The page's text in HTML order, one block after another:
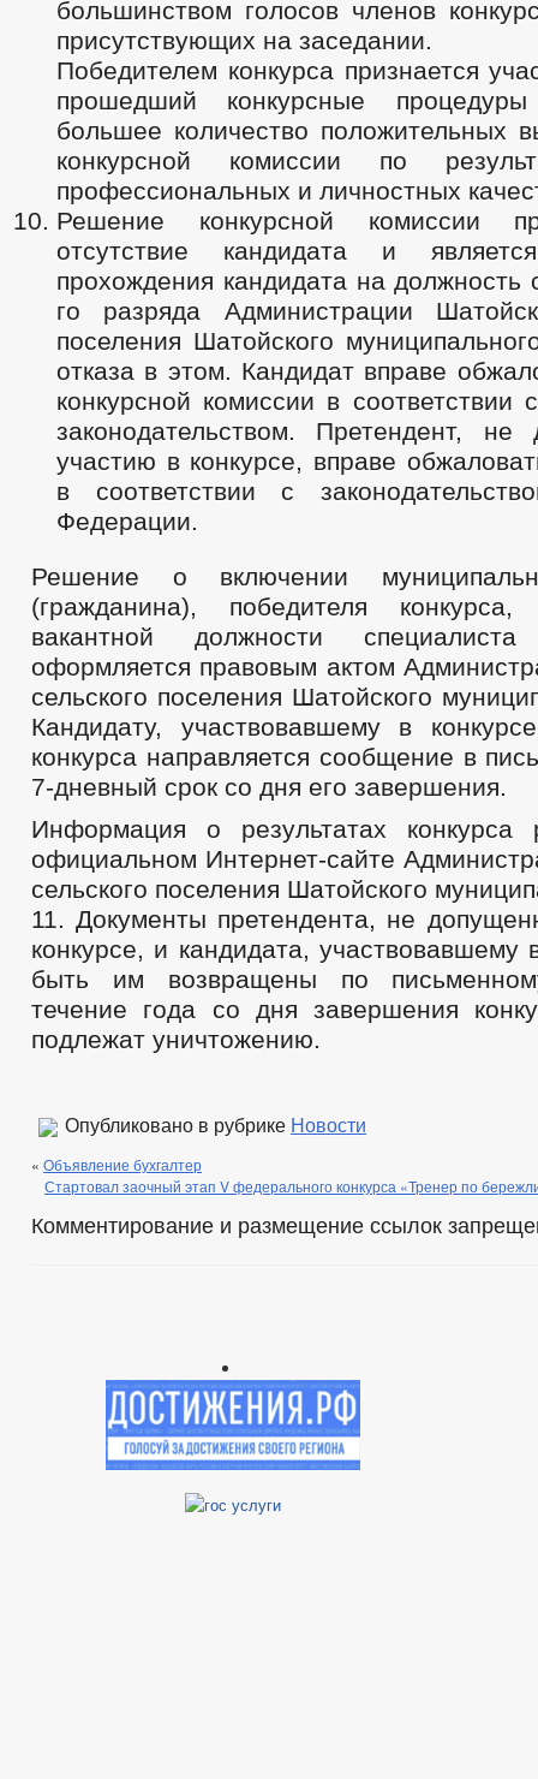
большинством голосов членов
присутствующих на заседании.
Победителем конкурса признается
прошедший конкурсные
большее количество положительных
конкурсной комиссии по
профессиональных и личностных
Решение конкурсной комиссии
отсутствие кандидата и
прохождения кандидата на должность
го разряда Администрации
поселения Шатойского
отказа в этом. Кандидат вправе
конкурсной комиссии в соответствии
законодательством. Претендент,
участию в конкурсе, вправе
в соответствии с
Федерации.
Решение о включении
(гражданина), победителя
вакантной должности
оформляется правовым актом
сельского поселения Шатойского
Кандидату, участвовавшему в
конкурса направляется сообщение в
7-дневный срок со дня его завершения.
Информация о результатах конкурса
официальном Интернет-сайте
сельского поселения Шатойского
11. Документы претендента, не
конкурсе, и кандидата, участвовавшему
быть им возвращены по
течение года со дня завершения
подлежат уничтожению.
Опубликовано в рубрике Новости
« Объявление бухгалтер
Стартовал заочный этап V федерального конкурса «Тренер по
Комментирование и размещение ссылок